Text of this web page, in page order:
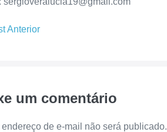
Anterior
um comentário
endereço de e-mail não será publicado.